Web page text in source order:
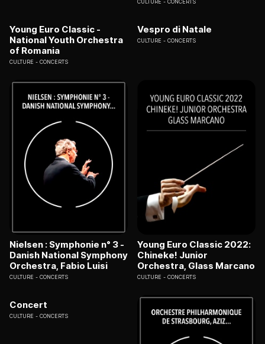
CULTURE CONCERTS
Young Euro Classic -
National Youth Orchestra
of Romania
CULTURE CONCERTS
Vespro di Natale
CULTURE CONCERTS
Nielsen : Symphonie n° 3 -
Danish National Symphony
Orchestra, Fabio Luisi
CULTURE CONCERTS
Young Euro Classic 2022:
Chineke! Junior
Orchestra, Glass Marcano
CULTURE CONCERTS
Concert
CULTURE CONCERTS